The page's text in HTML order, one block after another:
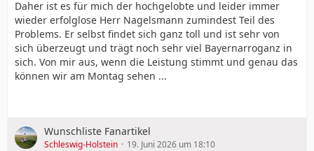
Daher ist es für mich der hochgelobte und leider immer
wieder erfolglose Herr Nagelsmann zumindest Teil des
Problems. Er selbst findet sich ganz toll und ist sehr von
sich überzeugt und trägt noch sehr viel Bayernarroganz in
sich. Von mir aus, wenn die Leistung stimmt und genau das
können wir am Montag sehen ...
Wunschliste Fanartikel
Schleswig-Holstein 19. Juni 2026 um 18:10